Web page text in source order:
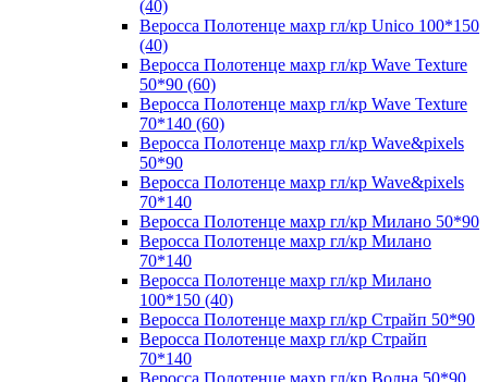
(40)
Веросса Полотенце махр гл/кр Unico 100*150
(40)
Веросса Полотенце махр гл/кр Wave Texture
50*90 (60)
Веросса Полотенце махр гл/кр Wave Texture
70*140 (60)
Веросса Полотенце махр гл/кр Wave&pixels
50*90
Веросса Полотенце махр гл/кр Wave&pixels
70*140
Веросса Полотенце махр гл/кр Милано 50*90
Веросса Полотенце махр гл/кр Милано
70*140
Веросса Полотенце махр гл/кр Милано
100*150 (40)
Веросса Полотенце махр гл/кр Страйп 50*90
Веросса Полотенце махр гл/кр Страйп
70*140